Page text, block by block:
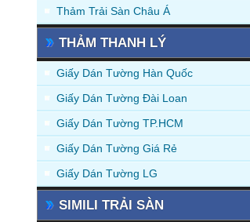
Thảm Trải Sàn Châu Á
THẢM THANH LÝ
Giấy Dán Tường Hàn Quốc
Giấy Dán Tường Đài Loan
Giấy Dán Tường TP.HCM
Giấy Dán Tường Giá Rẻ
Giấy Dán Tường LG
SIMILI TRẢI SÀN